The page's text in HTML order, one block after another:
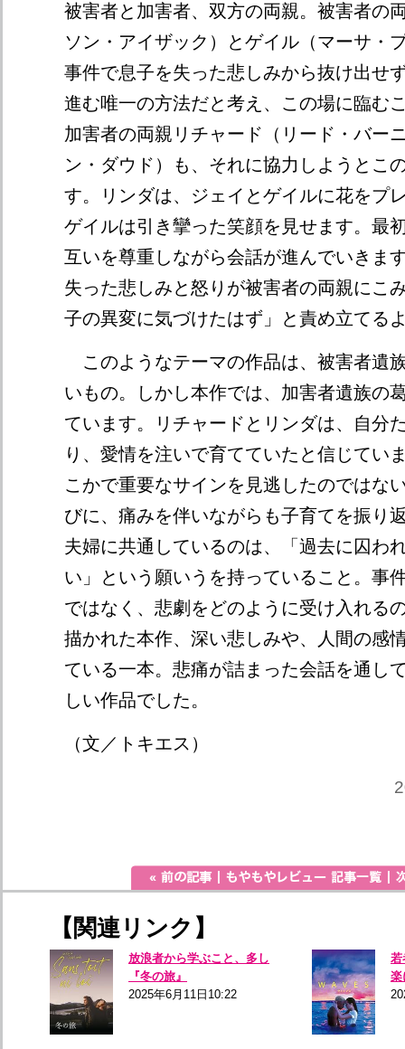
被害者と加害者、双方の両親。被害者の
ソン・アイザック）とゲイル（マーサ・
事件で息子を失った悲しみから抜け出せ
進む唯一の方法だと考え、この場に臨む
加害者の両親リチャード（リード・バー
ン・ダウド）も、それに協力しようとこ
す。リンダは、ジェイとゲイルに花をプ
ゲイルは引き攣った笑顔を見せます。最
互いを尊重しながら会話が進んでいきま
失った悲しみと怒りが被害者の両親にこ
子の異変に気づけたはず」と責め立てる
このようなテーマの作品は、被害者遺
いもの。しかし本作では、加害者遺族の
ています。リチャードとリンダは、自分
り、愛情を注いで育てていたと信じてい
こかで重要なサインを見逃したのではな
びに、痛みを伴いながらも子育てを振り
夫婦に共通しているのは、「過去に囚わ
い」という願いうを持っていること。事
ではなく、悲劇をどのように受け入れる
描かれた本作、深い悲しみや、人間の感
ている一本。悲痛が詰まった会話を通し
しい作品でした。
（文／トキエス）
【関連リンク】
放浪者から学ぶこと、多し
『冬の旅』
2025年6月11日10:22
若
楽